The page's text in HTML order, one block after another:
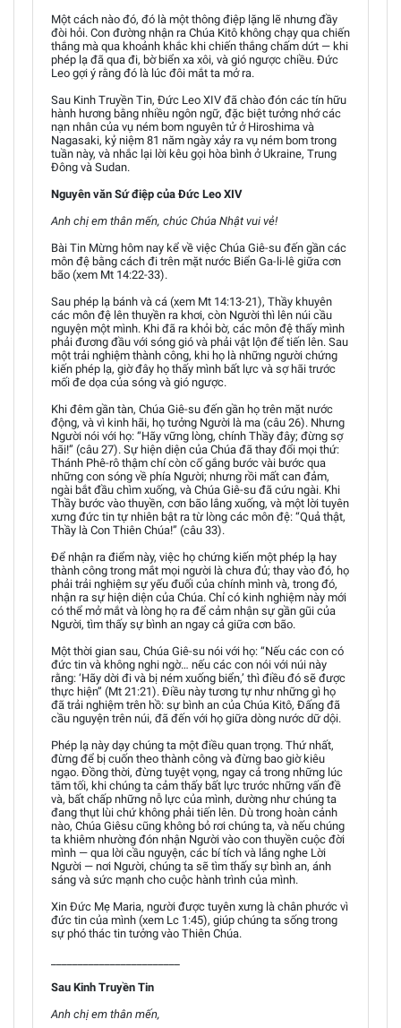
Một cách nào đó, đó là một thông điệp lặng lẽ nhưng đầy
đòi hỏi. Con đường nhận ra Chúa Kitô không chạy qua chiến
thắng mà qua khoảnh khắc khi chiến thắng chấm dứt — khi
phép lạ đã qua đi, bờ biển xa xôi, và gió ngược chiều. Đức
Leo gợi ý rằng đó là lúc đôi mắt ta mở ra.
Sau Kinh Truyền Tin, Đức Leo XIV đã chào đón các tín hữu
hành hương bằng nhiều ngôn ngữ, đặc biệt tưởng nhớ các
nạn nhân của vụ ném bom nguyên tử ở Hiroshima và
Nagasaki, kỷ niệm 81 năm ngày xảy ra vụ ném bom trong
tuần này, và nhắc lại lời kêu gọi hòa bình ở Ukraine, Trung
Đông và Sudan.
Nguyên văn Sứ điệp của Đức Leo XIV
Anh chị em thân mến, chúc Chúa Nhật vui vẻ!
Bài Tin Mừng hôm nay kể về việc Chúa Giê-su đến gần các
môn đệ bằng cách đi trên mặt nước Biển Ga-li-lê giữa cơn
bão (xem Mt 14:22-33).
Sau phép lạ bánh và cá (xem Mt 14:13-21), Thầy khuyên
các môn đệ lên thuyền ra khơi, còn Người thì lên núi cầu
nguyện một mình. Khi đã ra khỏi bờ, các môn đệ thấy mình
phải đương đầu với sóng gió và phải vật lộn để tiến lên. Sau
một trải nghiệm thành công, khi họ là những người chứng
kiến phép lạ, giờ đây họ thấy mình bất lực và sợ hãi trước
mối đe dọa của sóng và gió ngược.
Khi đêm gần tàn, Chúa Giê-su đến gần họ trên mặt nước
động, và vì kinh hãi, họ tưởng Người là ma (câu 26). Nhưng
Người nói với họ: “Hãy vững lòng, chính Thầy đây; đừng sợ
hãi!” (câu 27). Sự hiện diện của Chúa đã thay đổi mọi thứ:
Thánh Phê-rô thậm chí còn cố gắng bước vài bước qua
những con sóng về phía Người; nhưng rồi mất can đảm,
ngài bắt đầu chìm xuống, và Chúa Giê-su đã cứu ngài. Khi
Thầy bước vào thuyền, cơn bão lắng xuống, và một lời tuyên
xưng đức tin tự nhiên bật ra từ lòng các môn đệ: “Quả thật,
Thầy là Con Thiên Chúa!” (câu 33).
Để nhận ra điểm này, việc họ chứng kiến một phép lạ hay
thành công trong mắt mọi người là chưa đủ; thay vào đó, họ
phải trải nghiệm sự yếu đuối của chính mình và, trong đó,
nhận ra sự hiện diện của Chúa. Chỉ có kinh nghiệm này mới
có thể mở mắt và lòng họ ra để cảm nhận sự gần gũi của
Người, tìm thấy sự bình an ngay cả giữa cơn bão.
Một thời gian sau, Chúa Giê-su nói với họ: “Nếu các con có
đức tin và không nghi ngờ… nếu các con nói với núi này
rằng: ‘Hãy dời đi và bị ném xuống biển,’ thì điều đó sẽ được
thực hiện” (Mt 21:21). Điều này tương tự như những gì họ
đã trải nghiệm trên hồ: sự bình an của Chúa Kitô, Đấng đã
cầu nguyện trên núi, đã đến với họ giữa dòng nước dữ dội.
Phép lạ này dạy chúng ta một điều quan trọng. Thứ nhất,
đừng để bị cuốn theo thành công và đừng bao giờ kiêu
ngạo. Đồng thời, đừng tuyệt vọng, ngay cả trong những lúc
tăm tối, khi chúng ta cảm thấy bất lực trước những vấn đề
và, bất chấp những nỗ lực của mình, dường như chúng ta
đang thụt lùi chứ không phải tiến lên. Dù trong hoàn cảnh
nào, Chúa Giêsu cũng không bỏ rơi chúng ta, và nếu chúng
ta khiêm nhường đón nhận Người vào con thuyền cuộc đời
mình — qua lời cầu nguyện, các bí tích và lắng nghe Lời
Người — nơi Người, chúng ta sẽ tìm thấy sự bình an, ánh
sáng và sức mạnh cho cuộc hành trình của mình.
Xin Đức Mẹ Maria, người được tuyên xưng là chân phước vì
đức tin của mình (xem Lc 1:45), giúp chúng ta sống trong
sự phó thác tin tưởng vào Thiên Chúa.
Sau Kinh Truyền Tin
Anh chị em thân mến,